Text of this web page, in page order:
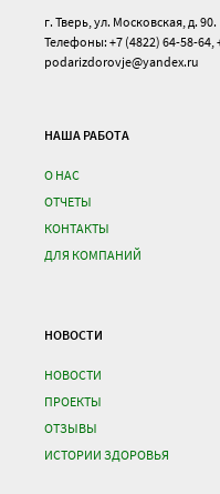
г. Тверь, ул. Московская, д. 90.
Телефоны: +7 (4822) 64-58-64,
podarizdorovje@yandex.ru
НАША РАБОТА
О НАС
ОТЧЕТЫ
КОНТАКТЫ
ДЛЯ КОМПАНИЙ
НОВОСТИ
НОВОСТИ
ПРОЕКТЫ
ОТЗЫВЫ
ИСТОРИИ ЗДОРОВЬЯ